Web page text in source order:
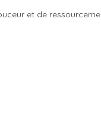
et de